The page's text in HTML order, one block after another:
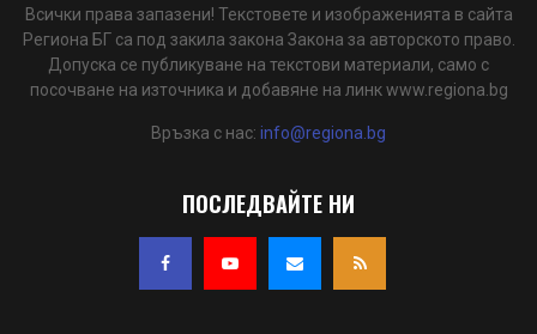
Всички права запазени! Текстовете и изображенията в сайта
Региона БГ са под закила закона Закона за авторското право.
Допуска се публикуване на текстови материали, само с
посочване на източника и добавяне на линк www.regiona.bg
Връзка с нас: info@regiona.bg
ПОСЛЕДВАЙТЕ НИ